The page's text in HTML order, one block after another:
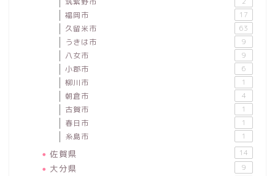
福岡市 17
久留米市 63
うきは市 9
八女市 9
小郡市 6
柳川市 1
朝倉市 4
古賀市 1
春日市 1
糸島市 1
佐賀県 14
大分県 9